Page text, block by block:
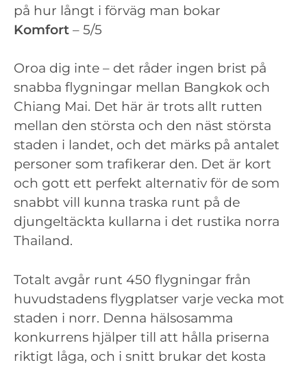
på hur långt i förväg man bokar
Komfort – 5/5
Oroa dig inte – det råder ingen brist på
snabba flygningar mellan Bangkok och
Chiang Mai. Det här är trots allt rutten
mellan den största och den näst största
staden i landet, och det märks på antalet
personer som trafikerar den. Det är kort
och gott ett perfekt alternativ för de som
snabbt vill kunna traska runt på de
djungeltäckta kullarna i det rustika norra
Thailand.
Totalt avgår runt 450 flygningar från
huvudstadens flygplatser varje vecka mot
staden i norr. Denna hälsosamma
konkurrens hjälper till att hålla priserna
riktigt låga, och i snitt brukar det kosta